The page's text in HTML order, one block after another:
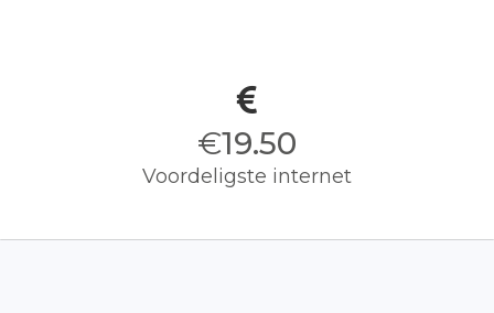
€19.50
Voordeligste internet